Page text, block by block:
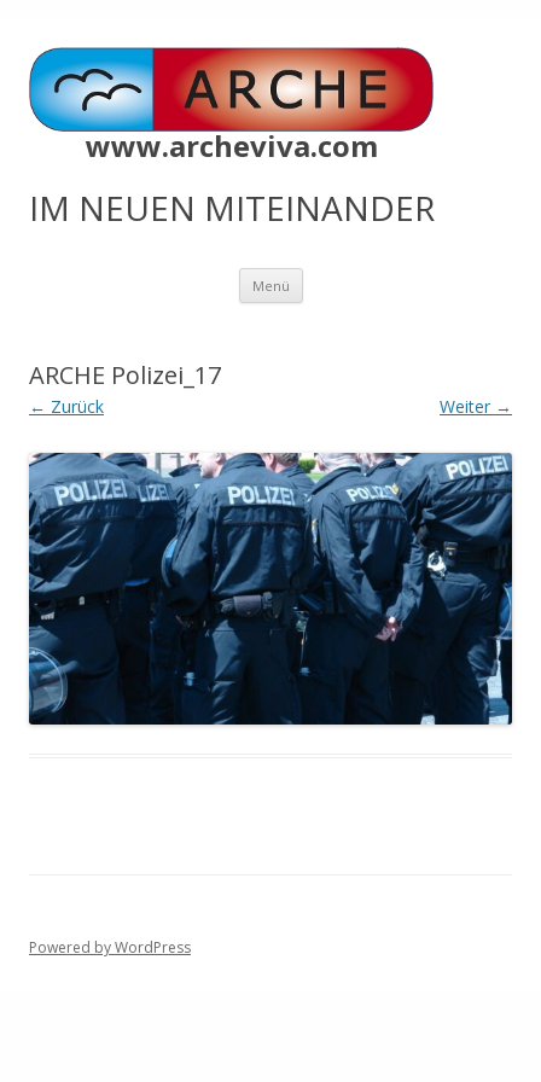
www.archeviva.com
IM NEUEN MITEINANDER
Menü Zum
springen
ARCHE Polizei_17
← Zurück Weiter →
Powered by WordPress